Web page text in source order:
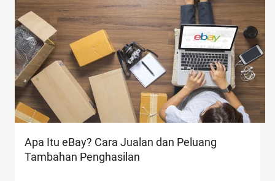
Apa Itu eBay? Cara Jualan dan Peluang
Tambahan Penghasilan